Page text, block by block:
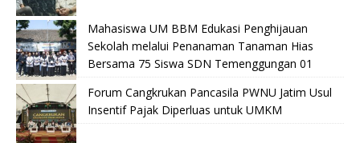
Mahasiswa UM BBM Edukasi Penghijauan
Sekolah melalui Penanaman Tanaman Hias
Bersama 75 Siswa SDN Temenggungan 01
Forum Cangkrukan Pancasila PWNU Jatim Usul
Insentif Pajak Diperluas untuk UMKM